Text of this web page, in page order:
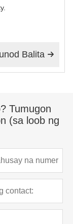

Balita
Tumugon
(sa loob ng